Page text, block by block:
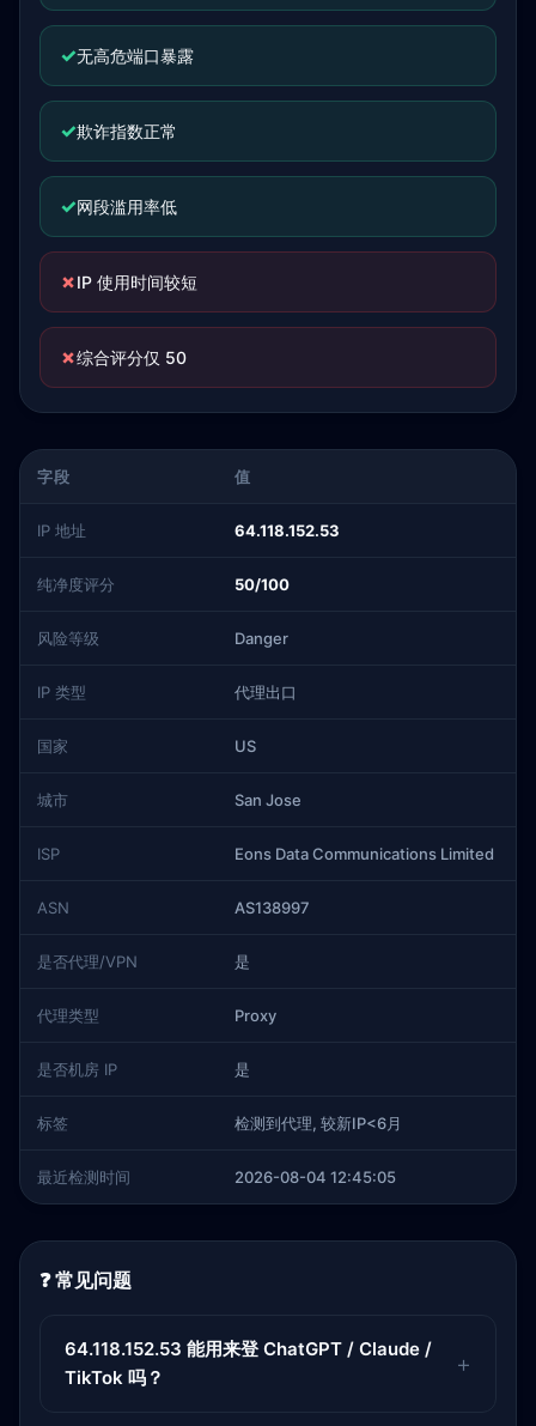
✓无高危端口暴露
✓欺诈指数正常
✓网段滥用率低
✗IP 使用时间较短
✗综合评分仅 50
字段 值
IP 地址 64.118.152.53
纯净度评分 50/100
风险等级 Danger
IP 类型 代理出口
国家 US
城市 San Jose
ISP Eons Data Communications Limited
ASN AS138997
是否代理/VPN 是
代理类型 Proxy
是否机房 IP 是
标签 检测到代理, 较新IP<6月
最近检测时间 2026-08-04 12:45:05
❓ 常见问题
64.118.152.53 能用来登 ChatGPT / Claude /
TikTok 吗？